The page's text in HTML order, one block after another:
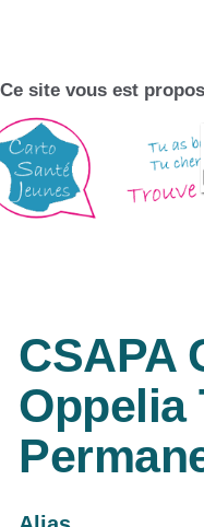
Ce site vous est
CSAPA
Oppelia